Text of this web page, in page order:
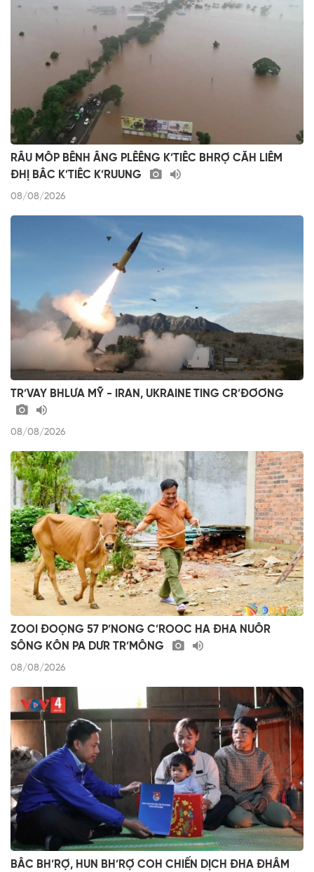
RÂU MÔP BÊNH ÂNG PLÊÊNG K’TIÊC BHRỢ CĂH LIÊM
ĐHỊ BÂC K’TIÊC K’RUUNG
08/08/2026
TR’VAY BHLƯA MỸ - IRAN, UKRAINE TING CR’ĐƠƠNG
08/08/2026
ZOOI ĐOỌNG 57 P’NONG C’ROOC HA ĐHA NUÔR
SÔNG KÔN PA DƯR TR’MÔNG
08/08/2026
BÂC BH’RỢ, HUN BH’RỢ COH CHIẾN DỊCH ĐHA ĐHÂM